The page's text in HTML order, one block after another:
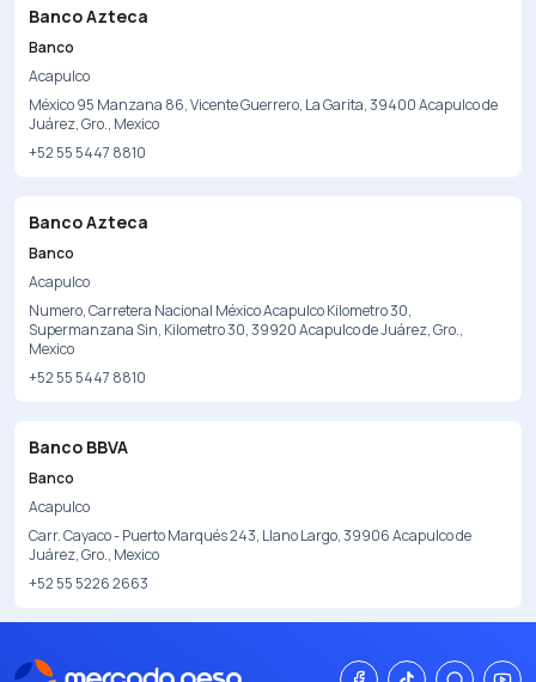
Banco Azteca
Banco
Acapulco
México 95 Manzana 86, Vicente Guerrero, La Garita, 39400 Acapulco de
Juárez, Gro., Mexico
+52 55 5447 8810
Banco Azteca
Banco
Acapulco
Numero, Carretera Nacional México Acapulco Kilometro 30,
Supermanzana Sin, Kilometro 30, 39920 Acapulco de Juárez, Gro.,
Mexico
+52 55 5447 8810
Banco BBVA
Banco
Acapulco
Carr. Cayaco - Puerto Marqués 243, Llano Largo, 39906 Acapulco de
Juárez, Gro., Mexico
+52 55 5226 2663